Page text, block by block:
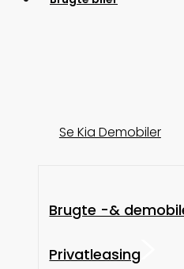
Se Kia Demobiler
Brugte -&
Privatleasing